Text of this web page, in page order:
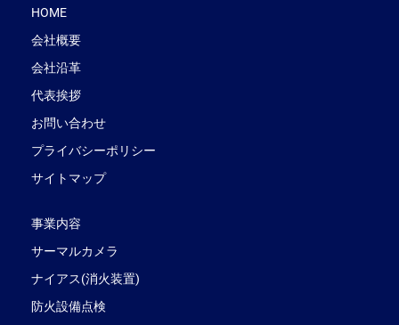
HOME
会社概要
会社沿革
代表挨拶
お問い合わせ
プライバシーポリシー
サイトマップ
事業内容
サーマルカメラ
ナイアス(消火装置)
防火設備点検